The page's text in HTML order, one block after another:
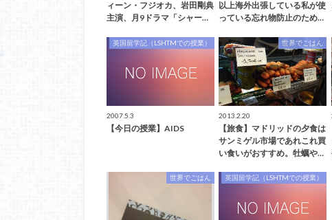
ィーン・フジオカ、岩田剛典
主演、月9ドラマ「シャー…
以上海外出張している私が使
っている忘れ物防止のため…
英国留学記（LSHTMでの授業）
2007.5.3
【今日の授業】AIDS
世界でごはん
2013.2.20
【旅食】マドリッドの夕食は
サンミゲル市場であれこれ買
い食いがおすすめ。牡蠣や…
世界でごはん 英国留学記（LSHTMでの授業）